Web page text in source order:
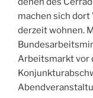
machen sich dort
derzeit wohnen.
Arbeitsmarkt vor